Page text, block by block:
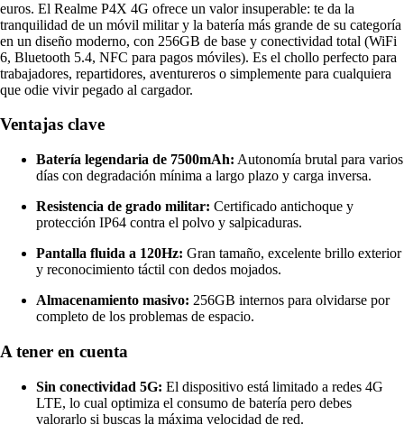
euros. El Realme P4X 4G ofrece un valor insuperable: te da la
tranquilidad de un móvil militar y la batería más grande de su categoría
en un diseño moderno, con 256GB de base y conectividad total (WiFi
6, Bluetooth 5.4, NFC para pagos móviles). Es el chollo perfecto para
trabajadores, repartidores, aventureros o simplemente para cualquiera
que odie vivir pegado al cargador.
Ventajas clave
Batería legendaria de 7500mAh: Autonomía brutal para varios
días con degradación mínima a largo plazo y carga inversa.
Resistencia de grado militar: Certificado antichoque y
protección IP64 contra el polvo y salpicaduras.
Pantalla fluida a 120Hz: Gran tamaño, excelente brillo exterior
y reconocimiento táctil con dedos mojados.
Almacenamiento masivo: 256GB internos para olvidarse por
completo de los problemas de espacio.
A tener en cuenta
Sin conectividad 5G: El dispositivo está limitado a redes 4G
LTE, lo cual optimiza el consumo de batería pero debes
valorarlo si buscas la máxima velocidad de red.